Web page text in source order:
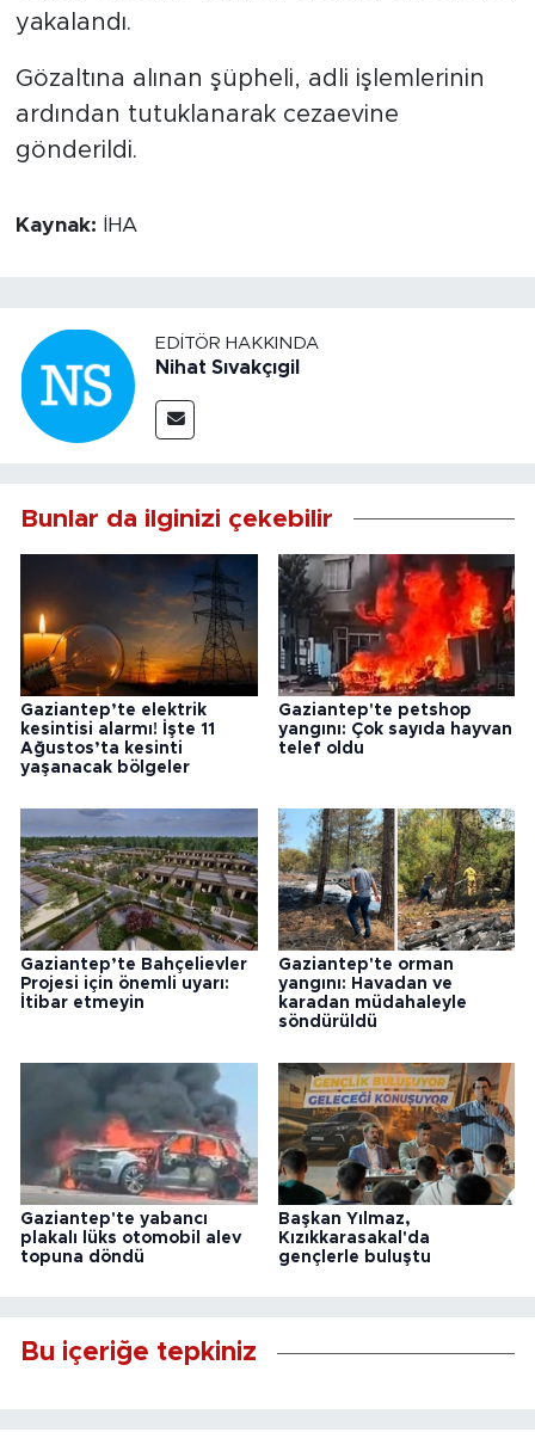
yakalandı.
Gözaltına alınan şüpheli, adli işlemlerinin
ardından tutuklanarak cezaevine
gönderildi.
Kaynak: İHA
EDITÖR HAKKINDA
Nihat Sıvakçıgil
Bunlar da ilginizi çekebilir
Gaziantep’te elektrik
kesintisi alarmı! İşte 11
Ağustos’ta kesinti
yaşanacak bölgeler
Gaziantep'te petshop
yangını: Çok sayıda hayvan
telef oldu
Gaziantep’te Bahçelievler
Projesi için önemli uyarı:
İtibar etmeyin
Gaziantep'te orman
yangını: Havadan ve
karadan müdahaleyle
söndürüldü
Gaziantep'te yabancı
plakalı lüks otomobil alev
topuna döndü
Başkan Yılmaz,
Kızıkkarasakal'da
gençlerle buluştu
Bu içeriğe tepkiniz